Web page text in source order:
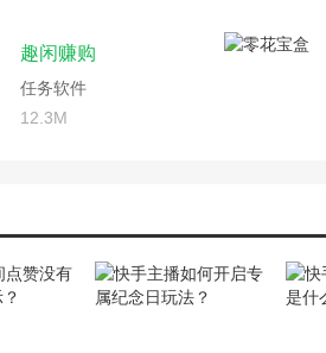
趣闲赚购
任务软件
12.3M